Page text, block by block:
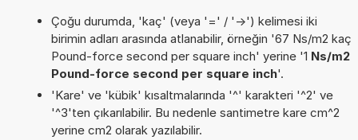
Çoğu durumda, 'kaç' (veya '=' / '->') kelimesi iki
birimin adları arasında atlanabilir, örneğin '67 Ns/m2 kaç
Pound-force second per square inch' yerine '1 Ns/m2
Pound-force second per square inch'.
'Kare' ve 'kübik' kısaltmalarında '^' karakteri '^2' ve
'^3'ten çıkarılabilir. Bu nedenle santimetre kare cm^2
yerine cm2 olarak yazılabilir.